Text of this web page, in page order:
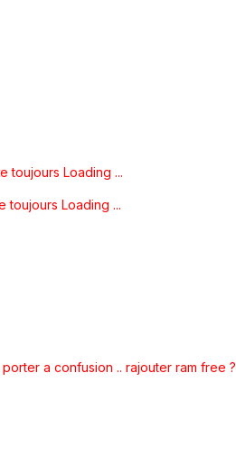
toujours Loading ...
toujours Loading ...
a confusion .. rajouter ram free ?